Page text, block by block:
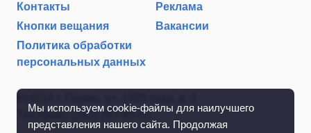
Мы используем cookie-файлы для наилучшего
представления нашего сайта. Продолжая
Контакты
Реклама
Кнопки вещания
Вакансии
Политика обработки
персональных данных
Тел./факс: (342) 267-85-35